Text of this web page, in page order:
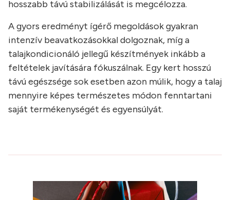
hosszabb távú stabilizálását is megcélozza.
A gyors eredményt ígérő megoldások gyakran
intenzív beavatkozásokkal dolgoznak, míg a
talajkondicionáló jellegű készítmények inkább a
feltételek javítására fókuszálnak. Egy kert hosszú
távú egészsége sok esetben azon múlik, hogy a talaj
mennyire képes természetes módon fenntartani
saját termékenységét és egyensúlyát.